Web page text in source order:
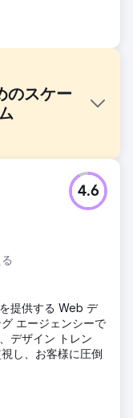
のスケー
品のラインを立ち
トフォームを必要
トへの接続、3Dコ
の獲得を可能にす
ました。
クエンドシステム
ームでは、ユーザ
安全なウォレット
す。
人以上の登録
るデジタルエコシ
4.6
提供する Web デ
エージェンシーで
デザイン トレン
し、お客様に圧倒